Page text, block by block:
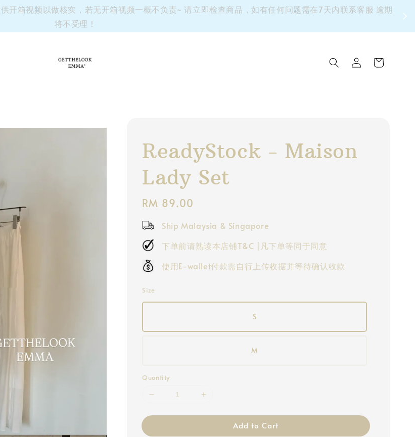
开箱视频以做核实，若无开箱视频一概不负责~ 请立即检查商品，如有任何问题需在7天内联系客服 逾期
将不受理！
ReadyStock - Maison
Lady Set
Regular
price
RM 89.00
Ship Malaysia & Singapore
下单前请熟读本店铺T&C |凡下单等同于同意
使用E-wallet付款需自行上传收据并等待确认收款
Size
S
M
Quantity
Add to Cart